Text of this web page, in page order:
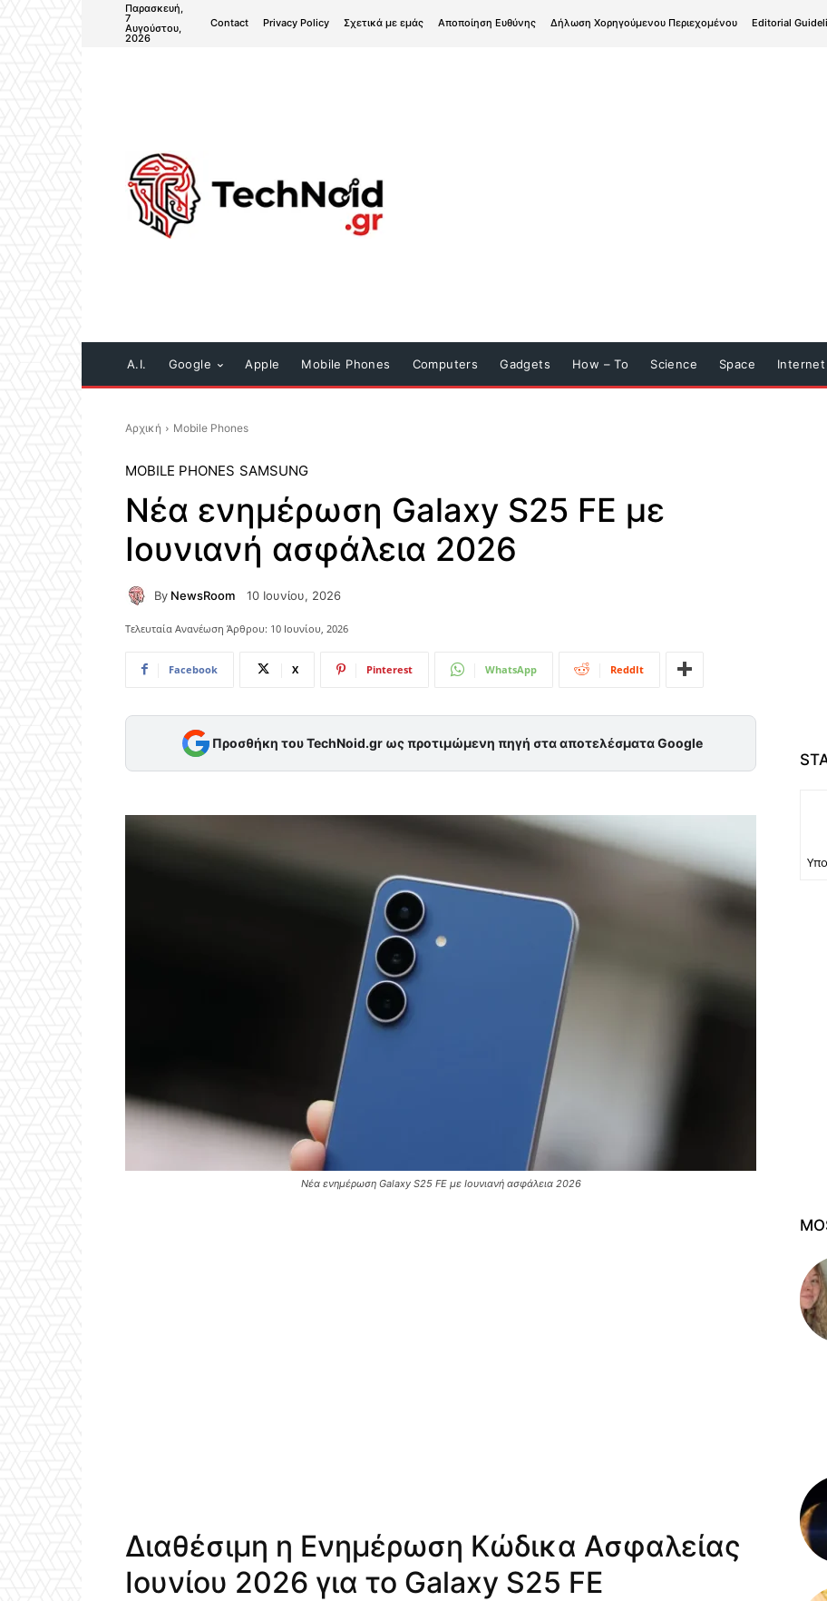
Παρασκευή,
7
Αυγούστου,
2026
Contact Privacy Policy Σχετικά με εμάς Αποποίηση Ευθύνης Δήλωση Χορηγούμενου Περιεχομένου Editorial
A.I. Google Apple Mobile Phones Computers Gadgets How – To Science Space Internet
Αρχική Mobile Phones
MOBILE PHONES SAMSUNG
Νέα ενημέρωση Galaxy S25 FE με
Ιουνιανή ασφάλεια 2026
By NewsRoom 10 Ιουνίου, 2026
Τελευταία Ανανέωση Άρθρου: 10 Ιουνίου, 2026
Facebook X Pinterest WhatsApp ReddIt
Προσθήκη του TechNoid.gr ως προτιμώμενη πηγή στα αποτελέσματα Google
Νέα ενημέρωση Galaxy S25 FE με Ιουνιανή ασφάλεια 2026
Διαθέσιμη η Ενημέρωση Κώδικα Ασφαλείας
Ιουνίου 2026 για το Galaxy S25 FE